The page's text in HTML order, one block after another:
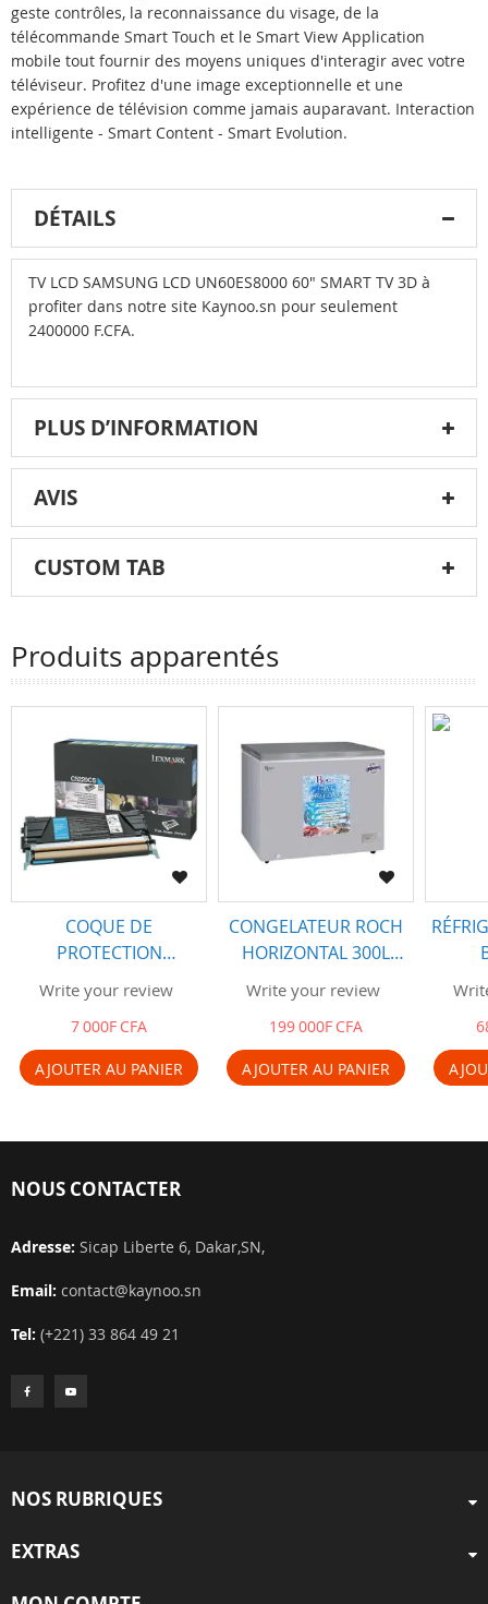
geste contrôles, la reconnaissance du visage, de la
télécommande Smart Touch et le Smart View Application
mobile tout fournir des moyens uniques d'interagir avec votre
téléviseur. Profitez d'une image exceptionnelle et une
expérience de télévision comme jamais auparavant. Interaction
intelligente - Smart Content - Smart Evolution.
DÉTAILS
TV LCD SAMSUNG LCD UN60ES8000 60" SMART TV 3D à
profiter dans notre site Kaynoo.sn pour seulement
2400000 F.CFA.
PLUS D’INFORMATION
AVIS
CUSTOM TAB
Produits apparentés
COQUE DE
PROTECTION
A50 (Gradation Cover
Black)
Write your review
7 000F CFA
AJOUTER AU PANIER
CONGELATEUR ROCH
HORIZONTAL 300L
Write your review
199 000F CFA
AJOUTER AU PANIER
NOUS CONTACTER
Adresse: Sicap Liberte 6, Dakar,SN,
Email: contact@kaynoo.sn
Tel: (+221) 33 864 49 21
NOS RUBRIQUES
EXTRAS